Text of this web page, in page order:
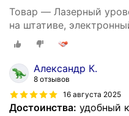
Товар — Лазерный
на штативе,
линий
Александр К.
8 отзывов
16 августа 2025
Достоинства: удобный